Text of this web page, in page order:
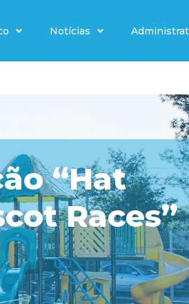
Notícias
“Hat
Races”